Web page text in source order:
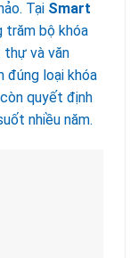
Tại Smart
trăm bộ khóa
thự và văn
đúng loại khóa
quyết định
nhiều năm.